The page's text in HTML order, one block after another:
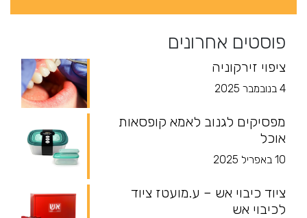
פוסטים אחרונים
ציפוי זירקוניה
4 בנובמבר 2025
מפסיקים לגנוב לאמא קופסאות
אוכל
10 באפריל 2025
ציוד כיבוי אש – ע.מועטז ציוד
לכיבוי אש